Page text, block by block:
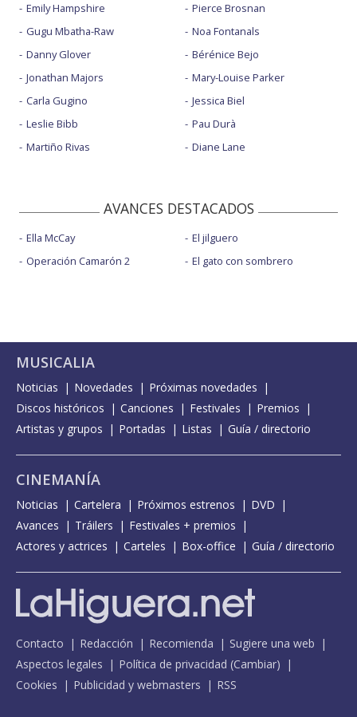
Emily Hampshire
Gugu Mbatha-Raw
Danny Glover
Jonathan Majors
Carla Gugino
Leslie Bibb
Martiño Rivas
Pierce Brosnan
Noa Fontanals
Bérénice Bejo
Mary-Louise Parker
Jessica Biel
Pau Durà
Diane Lane
AVANCES DESTACADOS
Ella McCay
Operación Camarón 2
El jilguero
El gato con sombrero
MUSICALIA
Noticias Novedades
Próximas novedades
Discos históricos
Canciones Festivales
Premios
Artistas y grupos
Portadas Listas Guía / directorio
CINEMANÍA
Noticias Cartelera Próximos estrenos
DVD
Avances
Tráilers
Festivales + premios
Actores y actrices
Carteles Box-office Guía / directorio
Contacto Redacción Recomienda
Sugiere una web
Aspectos legales
Política de privacidad (Cambiar)
Cookies
Publicidad y webmasters RSS